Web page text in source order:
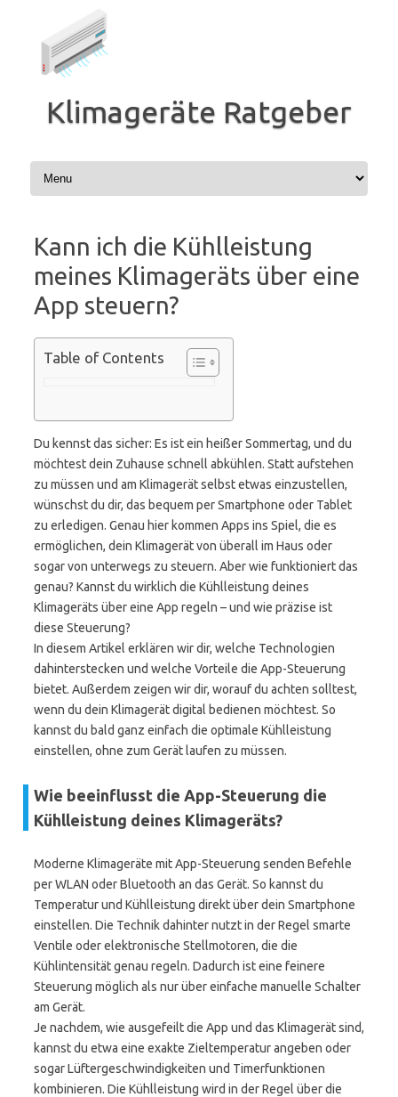
Klimageräte Ratgeber
Kann ich die Kühlleistung
meines Klimageräts über eine
App steuern?
Table of Contents
Du kennst das sicher: Es ist ein heißer Sommertag, und du
möchtest dein Zuhause schnell abkühlen. Statt aufstehen
zu müssen und am Klimagerät selbst etwas einzustellen,
wünschst du dir, das bequem per Smartphone oder Tablet
zu erledigen. Genau hier kommen Apps ins Spiel, die es
ermöglichen, dein Klimagerät von überall im Haus oder
sogar von unterwegs zu steuern. Aber wie funktioniert das
genau? Kannst du wirklich die Kühlleistung deines
Klimageräts über eine App regeln – und wie präzise ist
diese Steuerung?
In diesem Artikel erklären wir dir, welche Technologien
dahinterstecken und welche Vorteile die App-Steuerung
bietet. Außerdem zeigen wir dir, worauf du achten solltest,
wenn du dein Klimagerät digital bedienen möchtest. So
kannst du bald ganz einfach die optimale Kühlleistung
einstellen, ohne zum Gerät laufen zu müssen.
Wie beeinflusst die App-Steuerung die
Kühlleistung deines Klimageräts?
Moderne Klimageräte mit App-Steuerung senden Befehle
per WLAN oder Bluetooth an das Gerät. So kannst du
Temperatur und Kühlleistung direkt über dein Smartphone
einstellen. Die Technik dahinter nutzt in der Regel smarte
Ventile oder elektronische Stellmotoren, die die
Kühlintensität genau regeln. Dadurch ist eine feinere
Steuerung möglich als nur über einfache manuelle Schalter
am Gerät.
Je nachdem, wie ausgefeilt die App und das Klimagerät sind,
kannst du etwa eine exakte Zieltemperatur angeben oder
sogar Lüftergeschwindigkeiten und Timerfunktionen
kombinieren. Die Kühlleistung wird in der Regel über die